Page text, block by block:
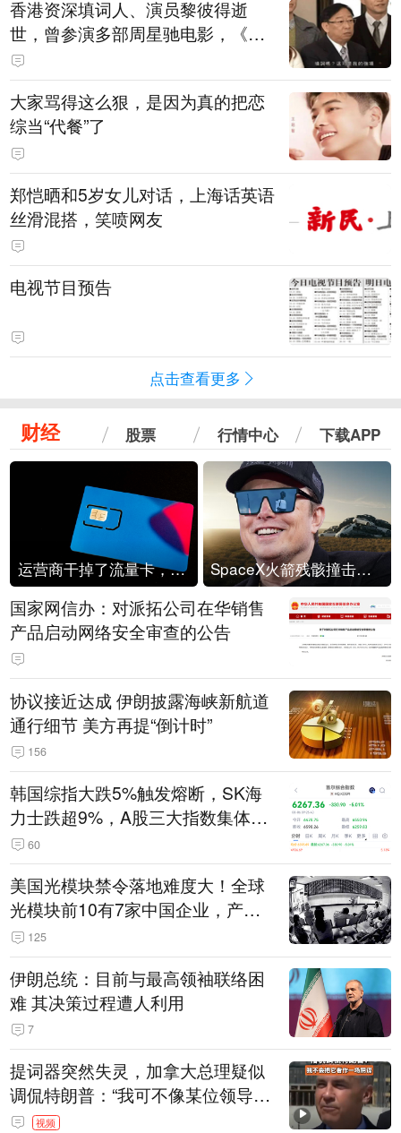
香港资深填词人、演员黎彼得逝
世，曾参演多部周星驰电影，《财
神到》由他填词
大家骂得这么狠，是因为真的把恋
综当“代餐”了
郑恺晒和5岁女儿对话，上海话英语
丝滑混搭，笑喷网友
电视节目预告
点击查看更多
财经 股票 行情中心 下载APP
运营商干掉了流量卡，他们真的玩不起了 SpaceX火箭残骸撞击月球
国家网信办：对派拓公司在华销售
产品启动网络安全审查的公告
协议接近达成 伊朗披露海峡新航道
通行细节 美方再提“倒计时”
156
韩国综指大跌5%触发熔断，SK海
力士跌超9%，A股三大指数集体低
开 60
美国光模块禁令落地难度大！全球
光模块前10有7家中国企业，产业
界人士：想“脱钩”并不容易
125
伊朗总统：目前与最高领袖联络困
难 其决策过程遭人利用
7
提词器突然失灵，加拿大总理疑似
调侃特朗普：“我可不像某位领导
人，把这当成一场阴谋”，全场哄笑
视频